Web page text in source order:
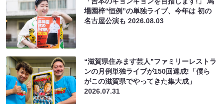
場園梓“恒例”の単独ライブ、今年は 初の
名古屋公演も2026.08.03
“滋賀県住みます芸人”ファミリーレストラ
ンの月例単独ライブが150回達成!「僕ら
がこの滋賀県でやってきた集大成」
2026.07.31